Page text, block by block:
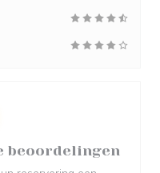
beoordelingen